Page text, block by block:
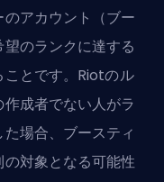
アカウント（ブー
のランクに達する
ことです。Riotのル
成者でない人がラ
場合、ブースティ
対象となる可能性